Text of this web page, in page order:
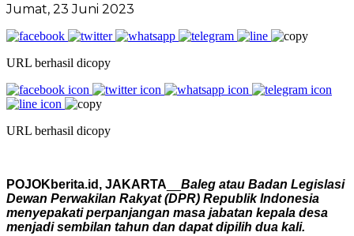
Jumat, 23 Juni 2023
URL berhasil dicopy
URL berhasil dicopy
POJOKberita.id, JAKARTA
Baleg atau Badan Legislasi
Dewan Perwakilan Rakyat (DPR) Republik Indonesia
menyepakati perpanjangan masa jabatan kepala desa
menjadi sembilan tahun dan dapat dipilih dua kali.